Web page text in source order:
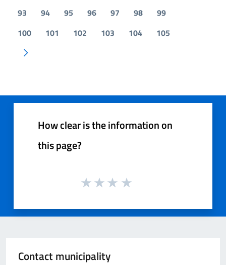
93
94 95 96 97 98
99
100
101 102 103 104 105
Pagina successiva
How clear is the information on
this page?
Contact municipality